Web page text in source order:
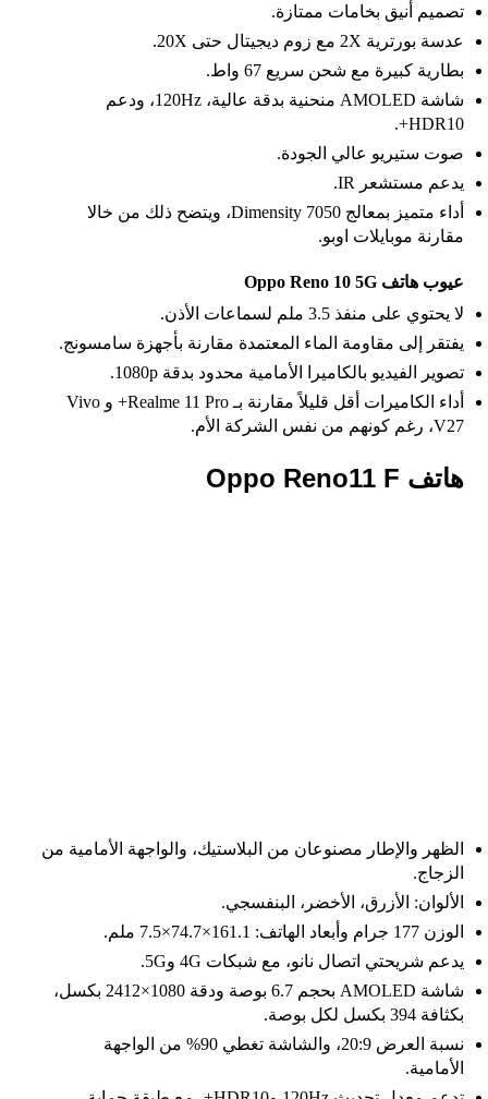
تصميم أنيق بخامات ممتازة.
عدسة بورترية 2X مع زوم ديجيتال حتى 20X.
بطارية كبيرة مع شحن سريع 67 واط.
شاشة AMOLED منحنية بدقة عالية، 120Hz، ودعم
HDR10+.
صوت ستيريو عالي الجودة.
يدعم مستشعر IR.
أداء متميز بمعالج Dimensity 7050، ويتضح ذلك من خالا
مقارنة موبايلات اوبو.
عيوب هاتف Oppo Reno 10 5G
لا يحتوي على منفذ 3.5 ملم لسماعات الأذن.
يفتقر إلى مقاومة الماء المعتمدة مقارنة بأجهزة سامسونج.
تصوير الفيديو بالكاميرا الأمامية محدود بدقة 1080p.
أداء الكاميرات أقل قليلاً مقارنة بـ Realme 11 Pro+ و Vivo
V27، رغم كونهم من نفس الشركة الأم.
هاتف Oppo Reno11 F
الظهر والإطار مصنوعان من البلاستيك، والواجهة الأمامية من
الزجاج.
الألوان: الأزرق، الأخضر، البنفسجي.
الوزن 177 جرام وأبعاد الهاتف: 161.1×74.7×7.5 ملم.
يدعم شريحتي اتصال نانو، مع شبكات 4G و5G.
شاشة AMOLED بحجم 6.7 بوصة ودقة 1080×2412 بكسل،
بكثافة 394 بكسل لكل بوصة.
نسبة العرض 20:9، والشاشة تغطي 90% من الواجهة
الأمامية.